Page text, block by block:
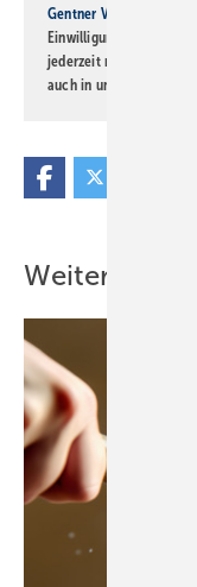
Gentner Verlag GmbH &
Einwilligung kann ich
jederzeit möglich.
auch in unserer
Weitere